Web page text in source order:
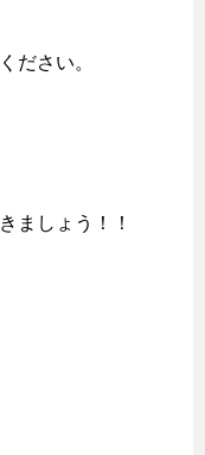
ださい。
ましょう！！